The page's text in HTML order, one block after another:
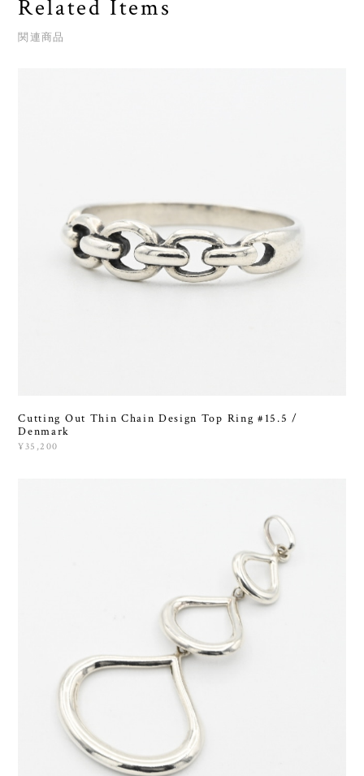
Related Items
関連商品
Cutting Out Thin Chain Design Top Ring #15.5 /
Denmark
¥35,200